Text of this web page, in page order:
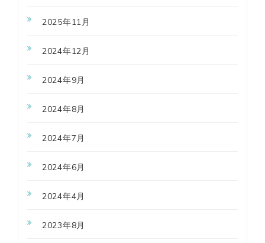
2025年11月
2024年12月
2024年9月
2024年8月
2024年7月
2024年6月
2024年4月
2023年8月